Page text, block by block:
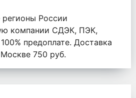
регионы России
компании СДЭК, ПЭК,
предоплате. Доставка
750 руб.